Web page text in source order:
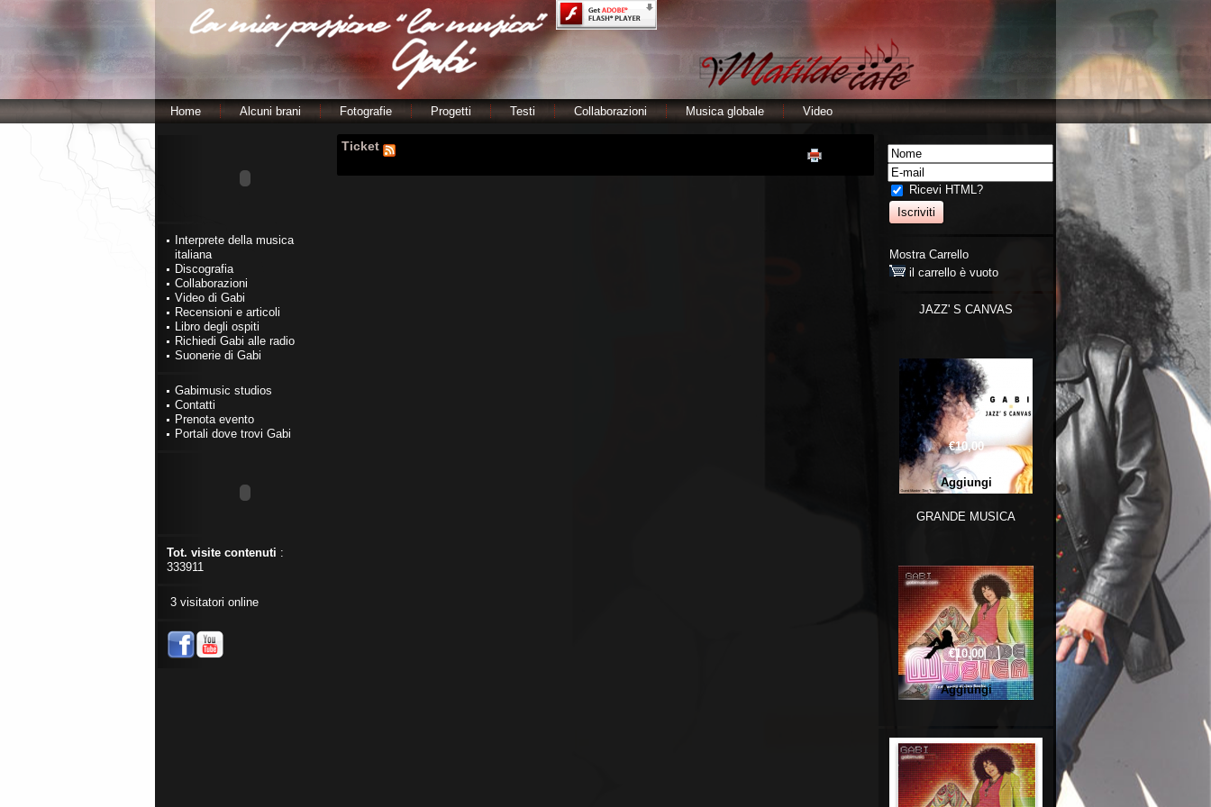
Home Alcuni brani Fotografie Progetti Testi Collaborazioni Musica globale Video
Interprete della musica
italiana
Discografia
Collaborazioni
Video di Gabi
Recensioni e articoli
Libro degli ospiti
Richiedi Gabi alle radio
Suonerie di Gabi
Gabimusic studios
Contatti
Prenota evento
Portali dove trovi Gabi
Tot. visite contenuti :
333911
3 visitatori online
Ticket
Ricevi HTML?
Mostra Carrello
il carrello è vuoto
JAZZ' S CANVAS
€10,00
GRANDE MUSICA
€10,00